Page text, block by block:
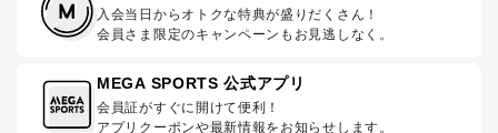
入会当日からオトクな特典が盛りだくさん！
会員さま限定のキャンペーンもお見逃しなく。
MEGA SPORTS 公式アプリ
会員証がすぐに開けて便利！
アプリクーポンや最新情報をお知らせします。